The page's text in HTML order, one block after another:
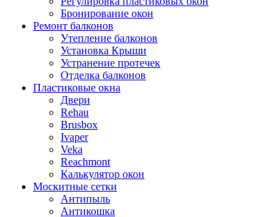
Бронирование окон
Ремонт балконов
Утепление балконов
Установка Крыши
Устранение протечек
Отделка балконов
Пластиковые окна
Двери
Rehau
Brusbox
Ivaper
Veka
Reachmont
Калькулятор окон
Москитные сетки
Антипыль
Антикошка